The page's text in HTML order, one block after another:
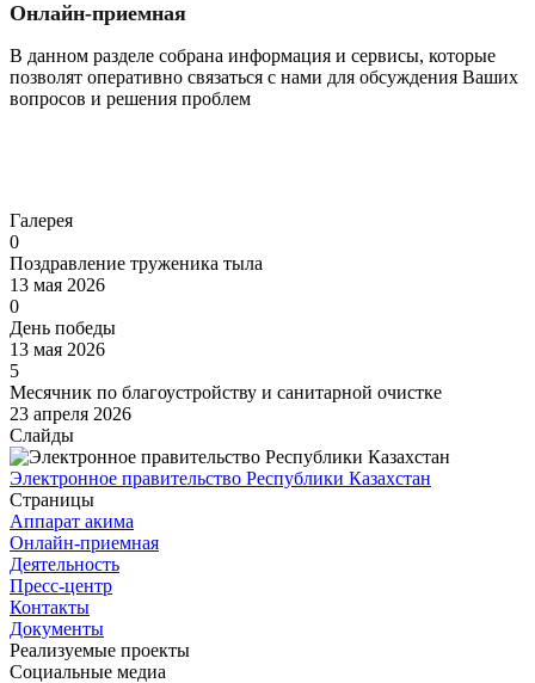
Онлайн-приемная
В данном разделе собрана информация и сервисы, которые
позволят оперативно связаться с нами для обсуждения Ваших
вопросов и решения проблем
Галерея
0
Поздравление труженика тыла
13 мая 2026
0
День победы
13 мая 2026
5
Месячник по благоустройству и санитарной очистке
23 апреля 2026
Слайды
Электронное правительство Республики Казахстан
Страницы
Аппарат акима
Онлайн-приемная
Деятельность
Пресс-центр
Контакты
Документы
Реализуемые проекты
Социальные медиа